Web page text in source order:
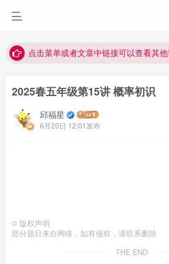
点击菜单或者文章中链接可以查看其
视频无法观看的微信发消息给邱老师重
2025春五年级第15讲 概率初识
邱福星
6月20日 12:01发布
© 版权声明
部分题目来自网络，如有侵权，请联系删除
THE END